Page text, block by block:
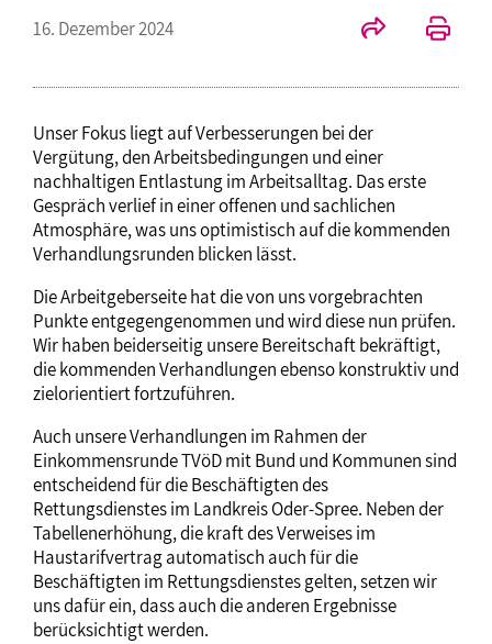
16. Dezember 2024
Unser Fokus liegt auf Verbesserungen bei der
Vergütung, den Arbeitsbedingungen und einer
nachhaltigen Entlastung im Arbeitsalltag. Das erste
Gespräch verlief in einer offenen und sachlichen
Atmosphäre, was uns optimistisch auf die kommenden
Verhandlungsrunden blicken lässt.
Die Arbeitgeberseite hat die von uns vorgebrachten
Punkte entgegengenommen und wird diese nun prüfen.
Wir haben beiderseitig unsere Bereitschaft bekräftigt,
die kommenden Verhandlungen ebenso konstruktiv und
zielorientiert fortzuführen.
Auch unsere Verhandlungen im Rahmen der
Einkommensrunde TVöD mit Bund und Kommunen sind
entscheidend für die Beschäftigten des
Rettungsdienstes im Landkreis Oder-Spree. Neben der
Tabellenerhöhung, die kraft des Verweises im
Haustarifvertrag automatisch auch für die
Beschäftigten im Rettungsdienstes gelten, setzen wir
uns dafür ein, dass auch die anderen Ergebnisse
berücksichtigt werden.